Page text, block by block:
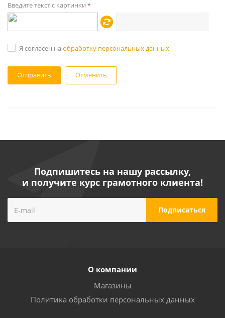
Введите текст с картинки *
Я согласен на обработку персональных данных
Отменить
Подпишитесь на нашу рассылку,
и получите курс грамотного клиента!
О компании
Магазины
Политика обработки персональных данных